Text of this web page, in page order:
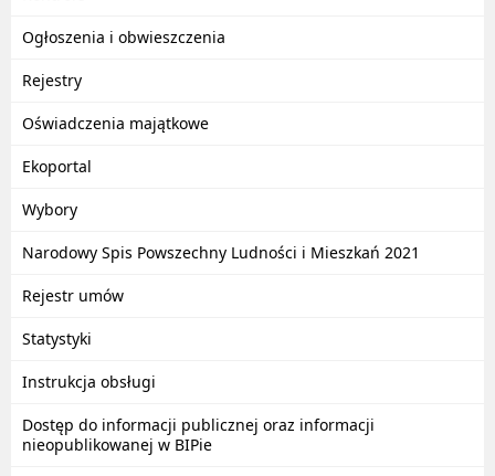
Ogłoszenia i obwieszczenia
Rejestry
Oświadczenia majątkowe
Ekoportal
Wybory
Narodowy Spis Powszechny Ludności i Mieszkań 2021
Rejestr umów
Statystyki
Instrukcja obsługi
Dostęp do informacji publicznej oraz informacji
nieopublikowanej w BIPie